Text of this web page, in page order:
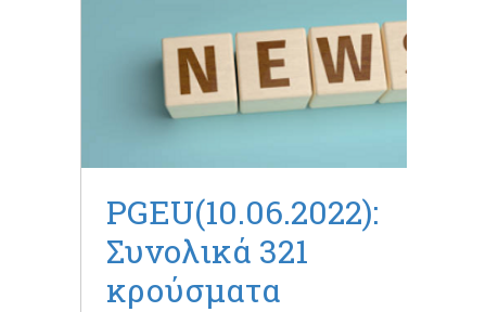
PGEU(10.06.2022):
Συνολικά 321
κρούσματα